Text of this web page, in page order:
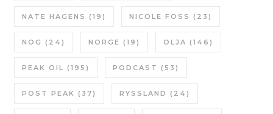
NATE HAGENS (19) NICOLE FOSS (23)
NOG (24) NORGE (19) OLJA (146)
PEAK OIL (195) PODCAST (53)
POST PEAK (37) RYSSLAND (24)